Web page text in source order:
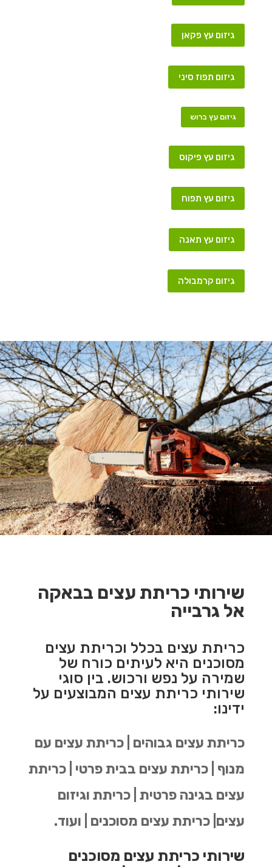
גיזום עץ פקאן
גיזום תפוז סיני
גיזום עץ ברוש
גיזום עץ פיקוס
גיזום עץ תפוח
גיזום עץ תאנה
גיזום קרמבולה
שירותי כריתת עצים בבאקה
אל גרבייה
כריתת עצים בכלל וכריתת עצים
מסוכנים היא לעיתים כורח של
שמירה על נפש ורכוש. בין סוגי
שירותי כריתת עצים המבוצעים על
ידינו:
כריתת עצים גבוהים | כריתת עצים עם
מנוף | כריתת עצים בבית פרטי | כריתת
עצים בגינה פרטית | כריתת וגיזום
עצים| כריתת עצים מסוכנים | ועוד.
שירותי כריתת עצים מסוכנים